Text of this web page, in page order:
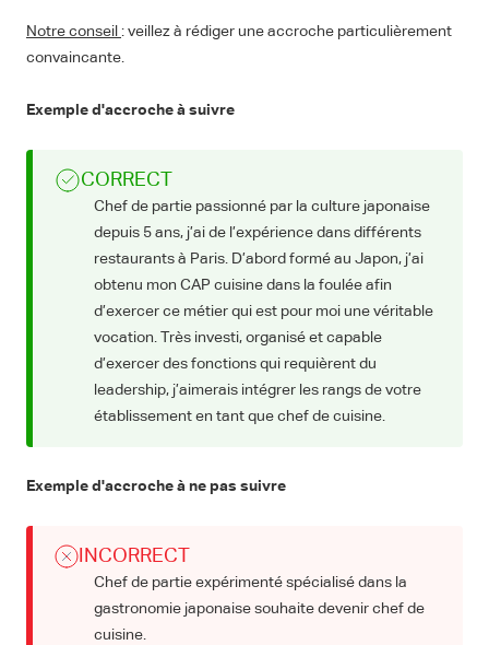
Notre conseil : veillez à rédiger une accroche particulièrement
convaincante.
Exemple d'accroche à suivre
CORRECT
Chef de partie passionné par la culture japonaise
depuis 5 ans, j’ai de l’expérience dans différents
restaurants à Paris. D’abord formé au Japon, j’ai
obtenu mon CAP cuisine dans la foulée afin
d’exercer ce métier qui est pour moi une véritable
vocation. Très investi, organisé et capable
d’exercer des fonctions qui requièrent du
leadership, j’aimerais intégrer les rangs de votre
établissement en tant que chef de cuisine.
Exemple d'accroche à ne pas suivre
INCORRECT
Chef de partie expérimenté spécialisé dans la
gastronomie japonaise souhaite devenir chef de
cuisine.